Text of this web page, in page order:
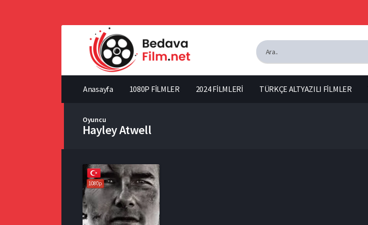
Anasayfa 1080P FİLMLER 2024 FİLMLERİ TÜRKÇE ALTYAZILI FİLMLER
Oyuncu
Hayley Atwell
1080p